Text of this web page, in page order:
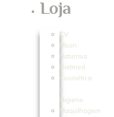
Loja
CV
Moon
Naturnua
Dietmed
Cosmética
e
Higiene
Maquilhagem